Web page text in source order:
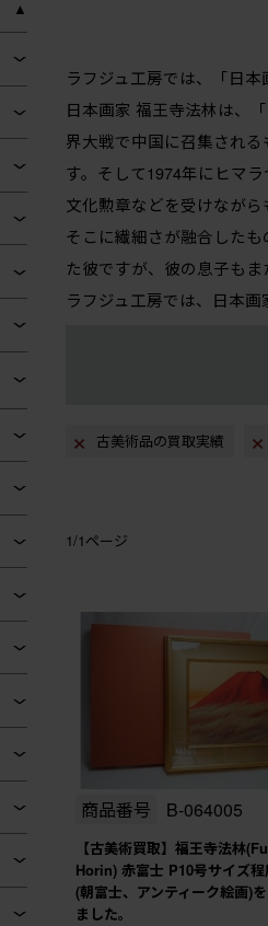
ラフジュ工房では、「日
日本画家 福王寺法林は、
界大戦で中国に召集され
す。そして1974年にヒマ
文化勲章などを受けなが
そこに繊細さが融合した
た彼ですが、彼の息子も
ラフジュ工房では、日本画
古美術品の買取実績
1/1ページ
商品番号 B-064005
【古美術買取】福王寺法林
Horin) 赤富士 P10号サイズ
(朝富士、アンティーク絵画)
ました。